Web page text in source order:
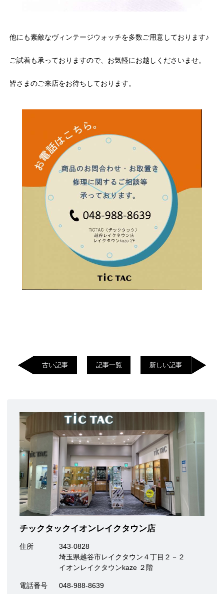
他にも素敵なヴィンテージウォッチを多数ご用意しております♪
ご試着も承っておりますので、お気軽にお越しくださいませ。
皆さまのご来店をお待ちしております。
古い記事 記事一覧 新しい記事
チックタックイオンレイクタウン店
住所
343-0828
埼玉県越谷市レイクタウン４丁目２－２
イオンレイクタウンkaze ２階
電話番号 048-988-8639